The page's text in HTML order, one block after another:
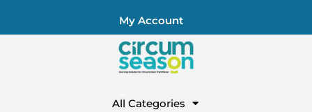
My Account
All Categories